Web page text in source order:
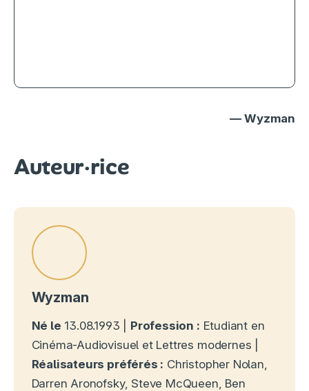
— Wyzman
Auteur·rice
Wyzman
Né le 13.08.1993 | Profession : Etudiant en
Cinéma-Audiovisuel et Lettres modernes |
Réalisateurs préférés : Christopher Nolan,
Darren Aronofsky, Steve McQueen, Ben